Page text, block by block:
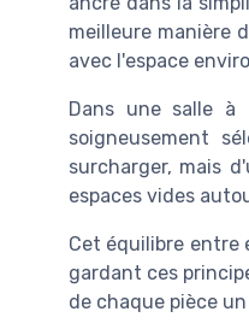
meilleure manière
avec l'espace
Dans une salle à
soigneusement
surcharger, mais
espaces vides
Cet équilibre entre
gardant ces
de chaque pièce